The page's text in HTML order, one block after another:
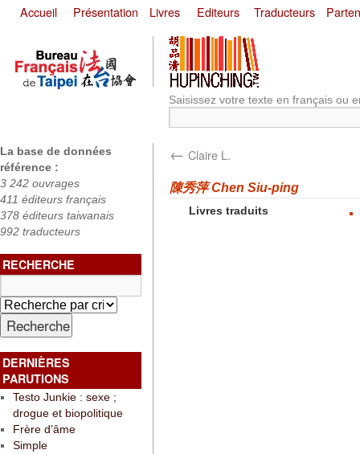
Accueil Présentation Livres Editeurs Traducteurs
Saisissez votre texte en français ou
La base de données
référence :
3 242 ouvrages
411 éditeurs français
378 éditeurs taiwanais
992 traducteurs
RECHERCHE
DERNIÈRES
PARUTIONS
Testo Junkie : sexe ;
drogue et biopolitique
Frère d’âme
Simple
← Claire L.
陳秀萍 Chen Siu-ping
Livres traduits